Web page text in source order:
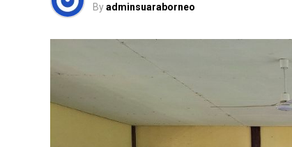
Byadminsuaraborneo